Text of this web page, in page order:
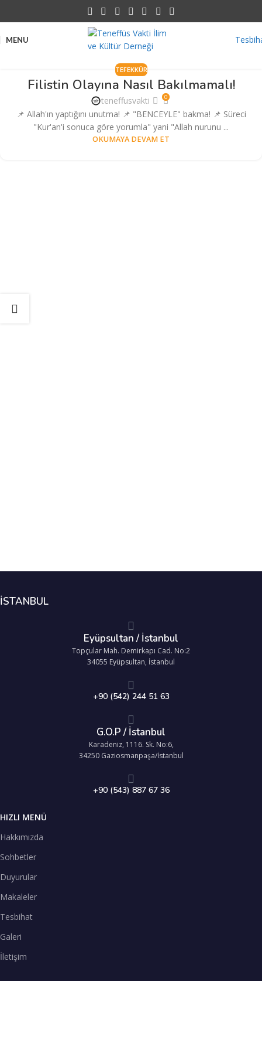
MENU
TEFEKKÜR
Filistin Olayına Nasıl Bakılmamalı!
teneffusvakti 0
📌 Allah'ın yaptığını unutma! 📌 "BENCEYLE" bakma! 📌 Süreci
"Kur'an'i sonuca göre yorumla" yani "Allah nurunu ...
OKUMAYA DEVAM ET
İSTANBUL
Eyüpsultan / İstanbul
Topçular Mah. Demirkapı Cad. No:2
34055 Eyüpsultan, İstanbul
+90 (542) 244 51 63
G.O.P / İstanbul
Karadeniz, 1116. Sk. No:6,
34250 Gaziosmanpaşa/İstanbul
+90 (543) 887 67 36
HIZLI MENÜ
Hakkımızda
Sohbetler
Duyurular
Makaleler
Tesbihat
Galeri
İletişim